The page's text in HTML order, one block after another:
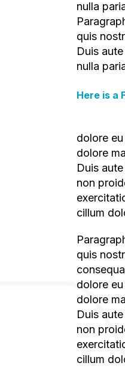
nulla
quis
Duis
nulla
Here is
dolore
dolore
Duis
non
cillum
Paragraph incididunt ut labore et dolore magna aliqua. Ut enim ad minim veniam,
quis
dolore
dolore
Duis
non
cillum